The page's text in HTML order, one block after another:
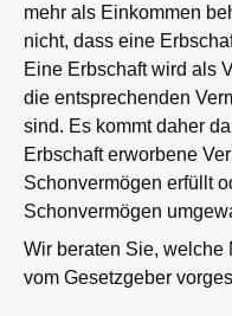
mehr als Einkommen
nicht, dass eine
Eine Erbschaft wird als
die entsprechenden
sind. Es kommt daher
Erbschaft erworbene
Schonvermögen erfüllt
Schonvermögen
Wir beraten Sie, welche
vom Gesetzgeber